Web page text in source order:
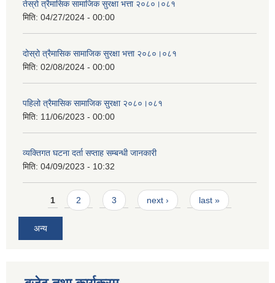
तेस्रो त्रैमासिक सामाजिक सुरक्षा भत्ता २०८०।०८१
मिति: 04/27/2024 - 00:00
दोस्रो त्रैमासिक सामाजिक सुरक्षा भत्ता २०८०।०८१
मिति: 02/08/2024 - 00:00
पहिलो त्रैमासिक सामाजिक सुरक्षा २०८०।०८१
मिति: 11/06/2023 - 00:00
व्यक्तिगत घटना दर्ता सप्ताह सम्बन्धी जानकारी
मिति: 04/09/2023 - 10:32
Pages
1 2 3 next › last »
अन्य